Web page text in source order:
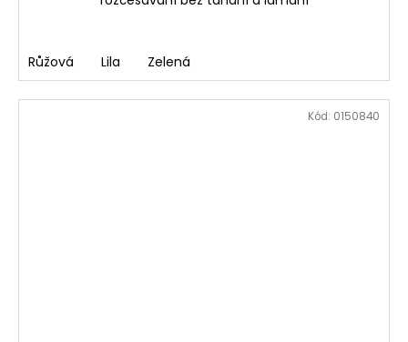
Růžová Lila Zelená
Kód: 0150840